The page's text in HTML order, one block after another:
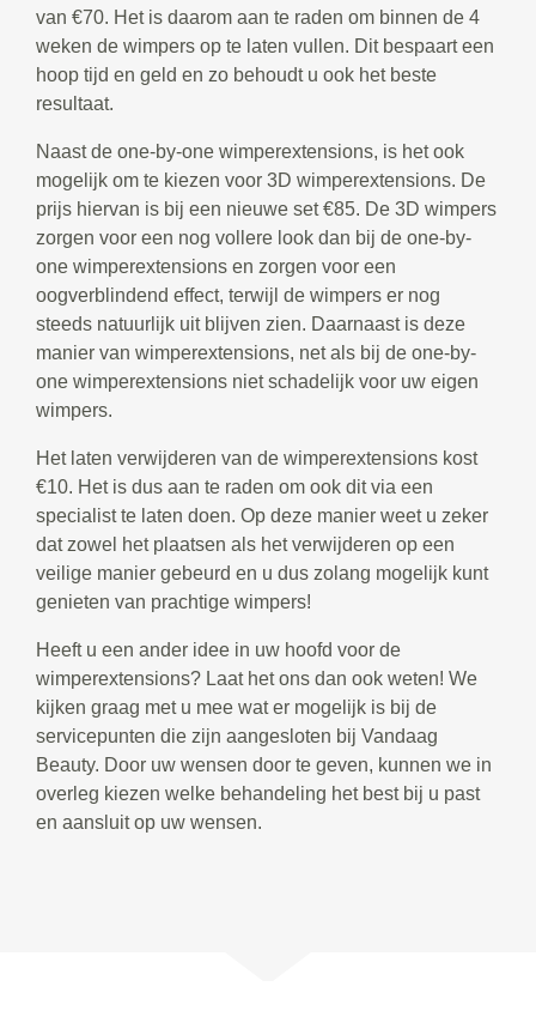
van €70. Het is daarom aan te raden om binnen de 4
weken de wimpers op te laten vullen. Dit bespaart een
hoop tijd en geld en zo behoudt u ook het beste
resultaat.
Naast de one-by-one wimperextensions, is het ook
mogelijk om te kiezen voor 3D wimperextensions. De
prijs hiervan is bij een nieuwe set €85. De 3D wimpers
zorgen voor een nog vollere look dan bij de one-by-
one wimperextensions en zorgen voor een
oogverblindend effect, terwijl de wimpers er nog
steeds natuurlijk uit blijven zien. Daarnaast is deze
manier van wimperextensions, net als bij de one-by-
one wimperextensions niet schadelijk voor uw eigen
wimpers.
Het laten verwijderen van de wimperextensions kost
€10. Het is dus aan te raden om ook dit via een
specialist te laten doen. Op deze manier weet u zeker
dat zowel het plaatsen als het verwijderen op een
veilige manier gebeurd en u dus zolang mogelijk kunt
genieten van prachtige wimpers!
Heeft u een ander idee in uw hoofd voor de
wimperextensions? Laat het ons dan ook weten! We
kijken graag met u mee wat er mogelijk is bij de
servicepunten die zijn aangesloten bij Vandaag
Beauty. Door uw wensen door te geven, kunnen we in
overleg kiezen welke behandeling het best bij u past
en aansluit op uw wensen.